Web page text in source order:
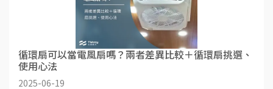
循環扇可以當電風扇嗎？兩者差異比較＋循環扇挑選、
使用心法
2025-06-19